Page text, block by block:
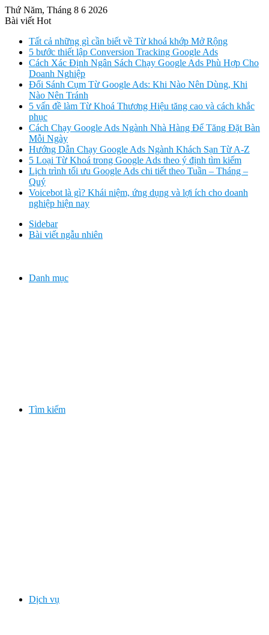
Thứ Năm, Tháng 8 6 2026
Bài viết Hot
Tất cả những gì cần biết về Từ khoá khớp Mở Rộng
5 bước thiết lập Conversion Tracking Google Ads
Cách Xác Định Ngân Sách Chạy Google Ads Phù Hợp Cho
Doanh Nghiệp
Đối Sánh Cụm Từ Google Ads: Khi Nào Nên Dùng, Khi
Nào Nên Tránh
5 vấn đề làm Từ Khoá Thương Hiệu tăng cao và cách khắc
phục
Cách Chạy Google Ads Ngành Nhà Hàng Để Tăng Đặt Bàn
Mỗi Ngày
Hướng Dẫn Chạy Google Ads Ngành Khách Sạn Từ A-Z
5 Loại Từ Khoá trong Google Ads theo ý định tìm kiếm
Lịch trình tối ưu Google Ads chi tiết theo Tuần – Tháng –
Quý
Voicebot là gì? Khái niệm, ứng dụng và lợi ích cho doanh
nghiệp hiện nay
Sidebar
Bài viết ngẫu nhiên
Danh mục
Tìm kiếm
Dịch vụ